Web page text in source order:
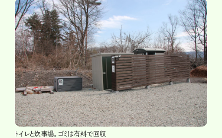
トイレと炊事場。ゴミは有料で回収